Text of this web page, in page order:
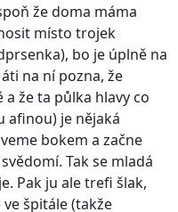
že doma máma
místo trojek
bo je úplně na
na ní pozna, že
že ta půlka hlavy co
afinou) je nějaká
bokem a začne
Tak se mladá
Pak ju ale trefi šlak,
špitále (takže